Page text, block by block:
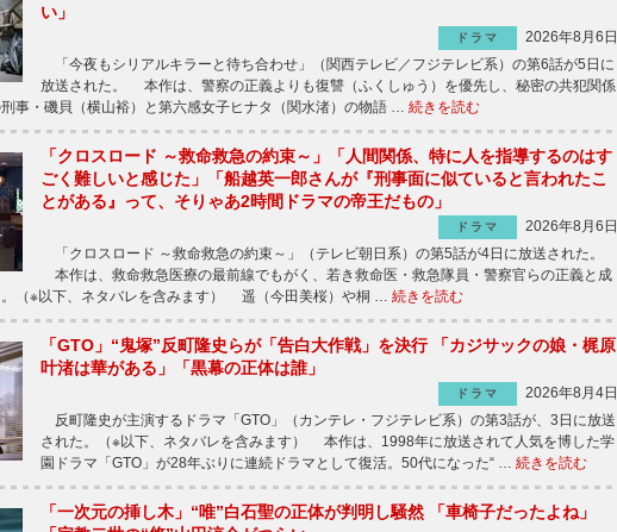
い」
ドラマ
2026年8月6日
「今夜もシリアルキラーと待ち合わせ」（関西テレビ／フジテレビ系）の第6話が5日に
放送された。 本作は、警察の正義よりも復讐（ふくしゅう）を優先し、秘密の共犯関係
事・磯貝（横山裕）と第六感女子ヒナタ（関水渚）の物語 … 続きを読む
「クロスロード ～救命救急の約束～」「人間関係、特に人を指導するのはす
ごく難しいと感じた」「船越英一郎さんが『刑事面に似ていると言われたこ
とがある』って、そりゃあ2時間ドラマの帝王だもの」
ドラマ
2026年8月6日
「クロスロード ～救命救急の約束～」（テレビ朝日系）の第5話が4日に放送された。
本作は、救命救急医療の最前線でもがく、若き救命医・救急隊員・警察官らの正義と成
。（※以下、ネタバレを含みます） 遥（今田美桜）や桐 … 続きを読む
「GTO」“鬼塚”反町隆史らが「告白大作戦」を決行 「カジサックの娘・梶原
叶渚は華がある」「黒幕の正体は誰」
ドラマ
2026年8月4日
反町隆史が主演するドラマ「GTO」（カンテレ・フジテレビ系）の第3話が、3日に放送
された。（※以下、ネタバレを含みます） 本作は、1998年に放送されて人気を博した学
園ドラマ「GTO」が28年ぶりに連続ドラマとして復活。50代になった“ … 続きを読む
「一次元の挿し木」“唯”白石聖の正体が判明し騒然 「車椅子だったよね」